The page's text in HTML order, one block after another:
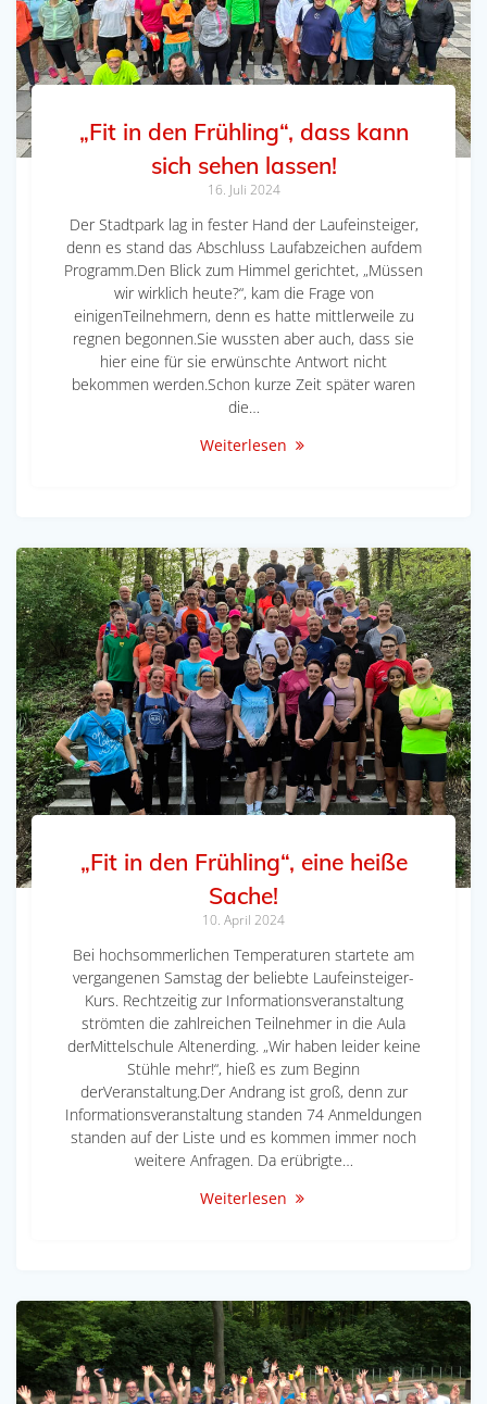
„Fit in den Frühling“, dass kann
sich sehen lassen!
16. Juli 2024
Der Stadtpark lag in fester Hand der Laufeinsteiger,
denn es stand das Abschluss Laufabzeichen aufdem
Programm.Den Blick zum Himmel gerichtet, „Müssen
wir wirklich heute?“, kam die Frage von
einigenTeilnehmern, denn es hatte mittlerweile zu
regnen begonnen.Sie wussten aber auch, dass sie
hier eine für sie erwünschte Antwort nicht
bekommen werden.Schon kurze Zeit später waren
die…
Weiterlesen
„Fit in den Frühling“, eine heiße
Sache!
10. April 2024
Bei hochsommerlichen Temperaturen startete am
vergangenen Samstag der beliebte Laufeinsteiger-
Kurs. Rechtzeitig zur Informationsveranstaltung
strömten die zahlreichen Teilnehmer in die Aula
derMittelschule Altenerding. „Wir haben leider keine
Stühle mehr!“, hieß es zum Beginn
derVeranstaltung.Der Andrang ist groß, denn zur
Informationsveranstaltung standen 74 Anmeldungen
standen auf der Liste und es kommen immer noch
weitere Anfragen. Da erübrigte…
Weiterlesen